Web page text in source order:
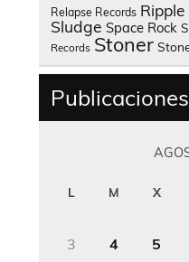
Relapse Records
Sludge Space Rock
Records Stoner
L M X
3
4 5